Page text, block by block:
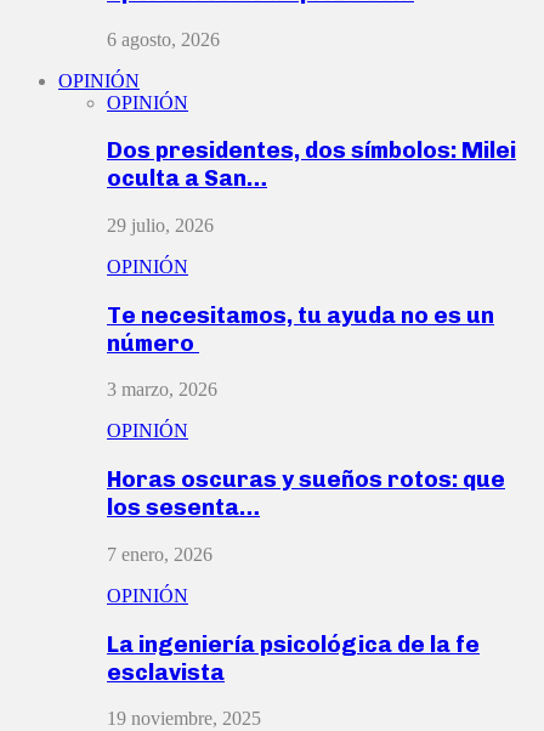
6 agosto, 2026
OPINIÓN
OPINIÓN
Dos presidentes, dos símbolos: Milei
oculta a San…
29 julio, 2026
OPINIÓN
Te necesitamos, tu ayuda no es un
número
3 marzo, 2026
OPINIÓN
Horas oscuras y sueños rotos: que
los sesenta…
7 enero, 2026
OPINIÓN
La ingeniería psicológica de la fe
esclavista
19 noviembre, 2025